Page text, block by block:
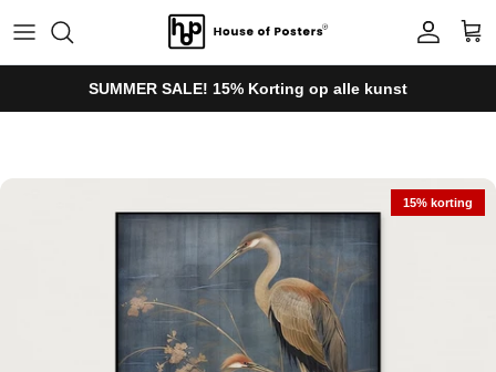
Account
SUMMER SALE! 15% Korting op alle kunst
15% korting